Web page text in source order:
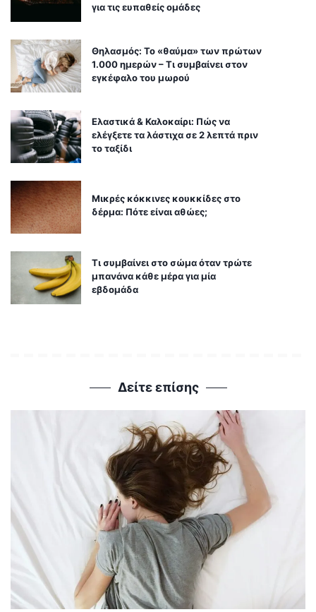
για τις ευπαθείς ομάδες
Θηλασμός: Το «θαύμα» των πρώτων
1.000 ημερών – Τι συμβαίνει στον
εγκέφαλο του μωρού
Ελαστικά & Καλοκαίρι: Πώς να
ελέγξετε τα λάστιχα σε 2 λεπτά πριν
το ταξίδι
Μικρές κόκκινες κουκκίδες στο
δέρμα: Πότε είναι αθώες;
Τι συμβαίνει στο σώμα όταν τρώτε
μπανάνα κάθε μέρα για μία
εβδομάδα
Δείτε επίσης